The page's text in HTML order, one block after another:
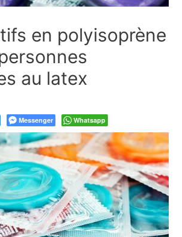
en polyisoprène
au latex
Messenger Whatsapp